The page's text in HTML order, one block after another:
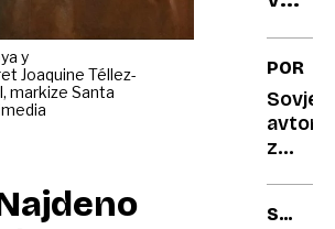
y
Joaquine Téllez-
markize Santa
s
z
SUV